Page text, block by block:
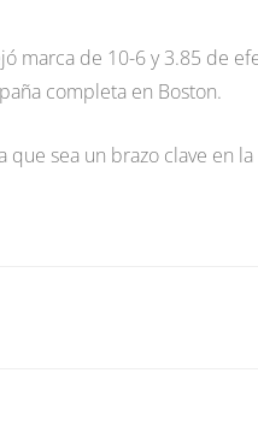
marca de 10-6 y 3.85 de
completa en Boston.
sea un brazo clave en